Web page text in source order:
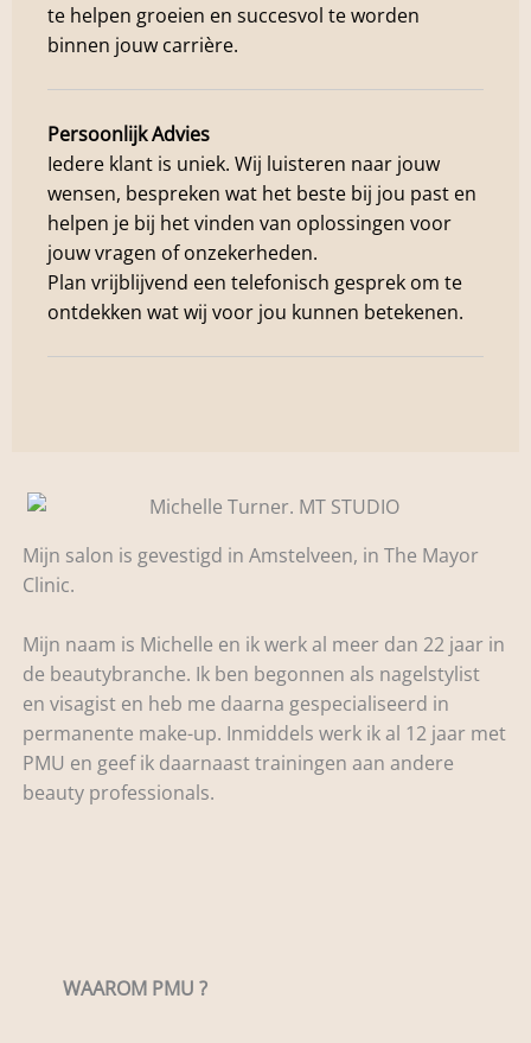
te helpen groeien en succesvol te worden
binnen jouw carrière.
Persoonlijk Advies
Iedere klant is uniek. Wij luisteren naar jouw
wensen, bespreken wat het beste bij jou past en
helpen je bij het vinden van oplossingen voor
jouw vragen of onzekerheden.
Plan vrijblijvend een telefonisch gesprek om te
ontdekken wat wij voor jou kunnen betekenen.
Mijn salon is gevestigd in Amstelveen, in The Mayor
Clinic.
Mijn naam is Michelle en ik werk al meer dan 22 jaar in
de beautybranche. Ik ben begonnen als nagelstylist
en visagist en heb me daarna gespecialiseerd in
permanente make-up. Inmiddels werk ik al 12 jaar met
PMU en geef ik daarnaast trainingen aan andere
beauty professionals.
WAAROM PMU ?